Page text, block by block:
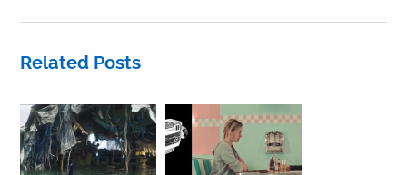
Related Posts